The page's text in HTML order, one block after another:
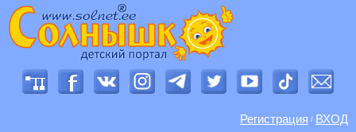
Регистрация / ВХОД